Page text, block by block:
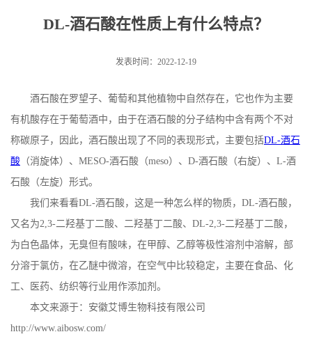
公
司
动
态
产
展
DL-酒石酸在性质上有什么特点？
发表时间：2022-12-19
酒石酸在罗望子、葡萄和其他植物中自然存在，它也作为主要
有机酸存在于葡萄酒中，由于在酒石酸的分子结构中含有两个不对
称碳原子，因此，酒石酸出现了不同的表现形式，主要包括DL-酒石
酸 （消旋体）、 MESO-酒石酸（meso）、 D-酒石酸（右旋）、 L-酒
石酸（左旋）形式。
我们来看看DL-酒石酸，这是一种怎么样的物质， DL-酒石酸，
又名为2,3-二羟基丁二酸、二羟基丁二酸、 DL-2,3-二羟基丁二酸，
为白色晶体，无臭但有酸味，在甲醇、乙醇等极性溶剂中溶解，部
分溶于氯仿，在乙醚中微溶，在空气中比较稳定，主要在食品、化
工、医药、纺织等行业用作添加剂。
本文来源于：安徽艾博生物科技有限公司
http://www.aibosw.com/